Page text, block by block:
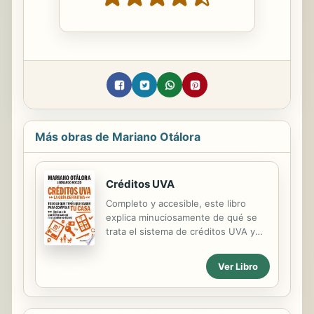
Más obras de Mariano Otálora
Créditos UVA
Completo y accesible, este libro
explica minuciosamente de qué se
trata el sistema de créditos UVA y
Información pura (que incluye lo que
ni los bancos ni el gobierno dicen)
para decidir cómo cumplir el anhelo
de ser propietario sin morir en el
Ver Libro